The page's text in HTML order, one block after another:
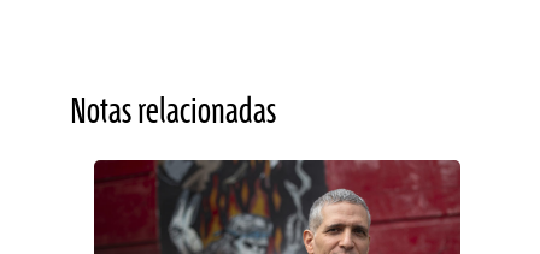
Notas relacionadas